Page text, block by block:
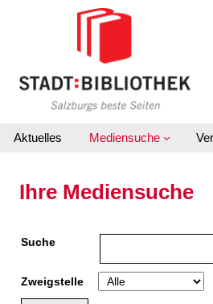
Zur Detailanzeige springen
Aktuelles Mediensuche
Ihre Mediensuche
Suche
Zweigstelle